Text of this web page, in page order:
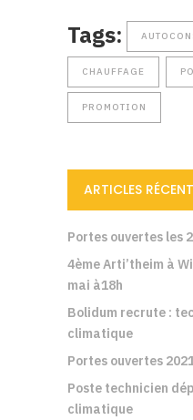
Tags:
CHAUFFAGE
PROMOTION
ARTICLES
Portes ouvertes les
4ème Arti’theim à
mai à18h
Bolidum recrute :
climatique
Portes ouvertes
Poste technicien
climatique